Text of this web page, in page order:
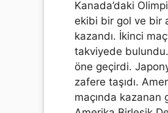
Kanada’daki
ekibi bir gol ve bir
kazandı. İkinci
takviyede bulundu.
öne geçirdi.
zafere taşıdı.
maçında kazanan